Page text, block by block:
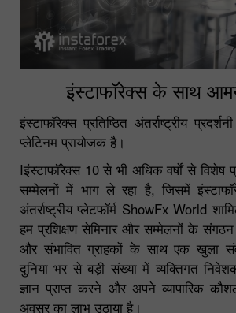
इंस्टाफॉरेक्स के साथ
इंस्टाफॉरेक्स प्रतिष्ठित अंतर्राष्ट्रीय
प्लेटिनम प्रायोजक है।
Iइंस्टाफॉरेक्स 10 से भी अधिक वर्षों से विशेष
सम्मेलनों में भाग ले रहा है, जिसमें
अंतर्राष्ट्रीय प्लेटफॉर्म ShowFx World
हम प्रशिक्षण सेमिनार और सम्मेलनों के
और संभावित ग्राहकों के साथ एक खुला
दुनिया भर से बड़ी संख्या में व्यक्तिगत
ज्ञान प्राप्त करने और अपने व्यापारिक
अवसर का लाभ उठाया है।